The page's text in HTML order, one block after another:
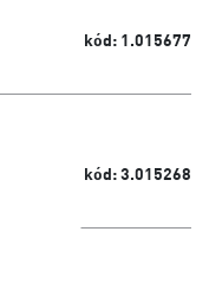
kód: 1.015677
kód: 3.015268